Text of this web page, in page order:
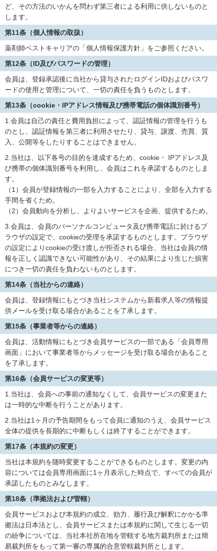
ど、その方法のいかんを問わず第三者による利用に供しないものと
します。
第11条（個人情報の取扱）
薬剤師ベストキャリアの「個人情報保護方針」をご参照ください。
第12条（ID及びパスワードの管理）
会員は、登録承認後に当社から貸与されたログインIDおよびパスワ
ードの使用と管理について、一切の責任を負うものとします。
第13条（cookie・IPアドレス情報及び携帯電話の個体識別番号）
1.会員は自己の責任と費用負担によって、認証情報の管理を行うも
のとし、認証情報を第三者に利用させたり、貸与、譲渡、売買、質
入、公開等をしたりすることはできません。
2.当社は、以下各号の目的を達成するため、cookie・ IPアドレス及
び携帯の個体識別番号を利用し、会員はこれを承諾するものとしま
す。
（1）会員が登録情報の一部を入力することにより、全部を入力する
手間を省くため。
（2）会員動向を分析し、よりよいサービスを企画、提供するため。
3.会員は、会員のパーソナルコンピュータ及び携帯電話に於けるブ
ラウザの設定で、cookieの受理を承諾するものとします。ブラウザ
の設定によりcookieの受け渡しが拒否される場合、当社は会員の情
報を正しく認識できない可能性があり、その結果により生じた損害
につき一切の責任を負わないものとします。
第14条（当社からの連絡）
会員は、登録情報にもとづき当社システムから新着求人等の情報提
供メールを受け取る場合があることを了承します。
第15条（事業者等からの連絡）
会員は、活動情報にもとづき会員サービスの一部である「会員専用
画面」において事業者等からメッセージを受け取る場合があること
を了承します。
第16条（会員サービスの変更等）
1.当社は、会員への事前の通知なくして、会員サービスの変更また
は一時的な中断を行うことがあります。
2.当社は1ヶ月の予告期間をもって会員に通知のうえ、会員サービス
全体の提供を長期的に中断もしくは終了することができます。
第17条（本規約の変更）
当社は本規約を随時変更することができるものとします。変更の内
容については会員専用画面に1ヶ月表示した時点で、すべての会員が
承諾したものとみなします。
第18条（準拠法および管轄）
会員サービスおよび本規約の成立、効力、履行及び解釈にかかる準
拠法は日本法とし、会員サービスまたは本規約に関して生じる一切
の紛争については、当社本社所在地を管轄する地方裁判所または簡
易裁判所をもって第一審の専属的合意管轄裁判所とします。